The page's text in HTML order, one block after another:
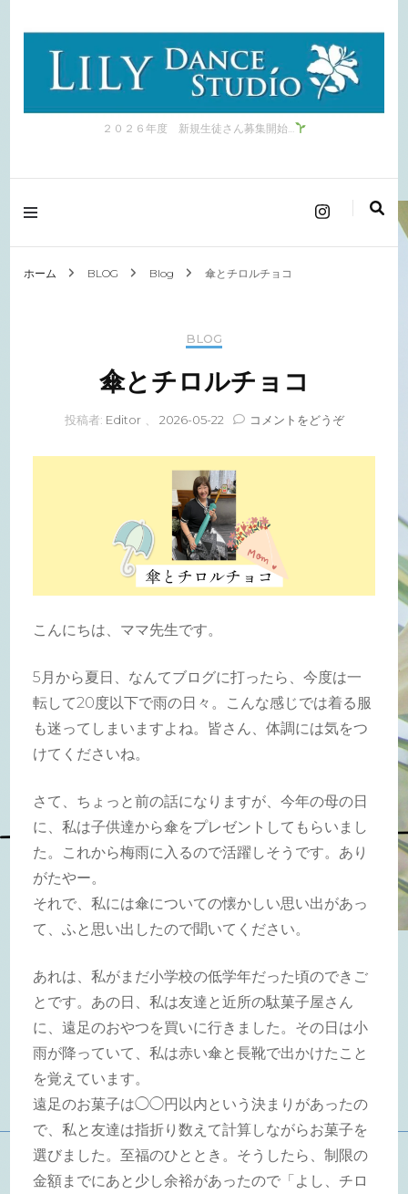
２０２６年度 新規生徒さん募集開始…
ホーム BLOG Blog 傘とチロルチョコ
BLOG
傘とチロルチョコ
投稿者: Editor 2026-05-22 コメントをどうぞ(傘
チ
こんにちは、ママ先生です。
5月から夏日、なんてブログに打ったら、今度は一
転して20度以下で雨の日々。こんな感じでは着る服
も迷ってしまいますよね。皆さん、体調には気をつ
けてくださいね。
さて、ちょっと前の話になりますが、今年の母の日
に、私は子供達から傘をプレゼントしてもらいまし
た。これから梅雨に入るので活躍しそうです。あり
がたやー。
それで、私には傘についての懐かしい思い出があっ
て、ふと思い出したので聞いてください。
あれは、私がまだ小学校の低学年だった頃のできご
とです。あの日、私は友達と近所の駄菓子屋さん
に、遠足のおやつを買いに行きました。その日は小
雨が降っていて、私は赤い傘と長靴で出かけたこと
を覚えています。
遠足のお菓子は◯◯円以内という決まりがあったの
で、私と友達は指折り数えて計算しながらお菓子を
選びました。至福のひととき。そうしたら、制限の
金額までにあと少し余裕があったので「よし、チロ